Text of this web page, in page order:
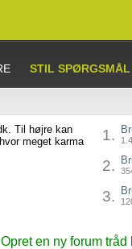
STIL SPØRGSMÅL
Til højre kan
meget karma
1.
2.
3.
en ny forum tråd